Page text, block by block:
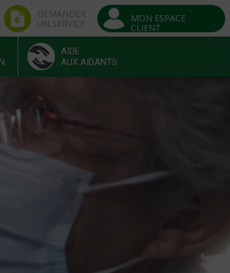
DEMANDER
UN SERVICE
MON ESPACE
CLIENT
AIDE
AUX AIDANTS